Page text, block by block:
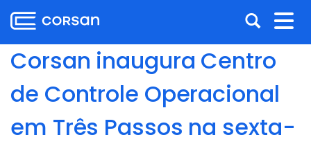
para
o
conteúdo
para
menu
para
o
conteúdo
Abrir
a
busca
Corsan inaugura Centro
de Controle Operacional
em Três Passos na sexta-